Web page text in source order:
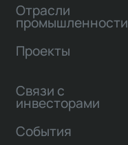
Отрасли
промышленности
Проекты
Связи с
инвесторами
События